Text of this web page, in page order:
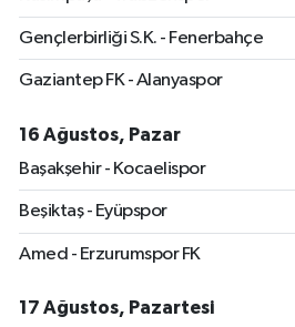
Gençlerbirliği S.K. - Fenerbahçe
Gaziantep FK - Alanyaspor
16 Ağustos, Pazar
Başakşehir - Kocaelispor
Beşiktaş - Eyüpspor
Amed - Erzurumspor FK
17 Ağustos, Pazartesi